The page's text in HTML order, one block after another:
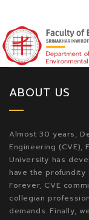
ABOUT US
Almost 30 years,
Engineering (CVE),
University has
have the profundity
Forever, CVE
collegian
demands. Finally,